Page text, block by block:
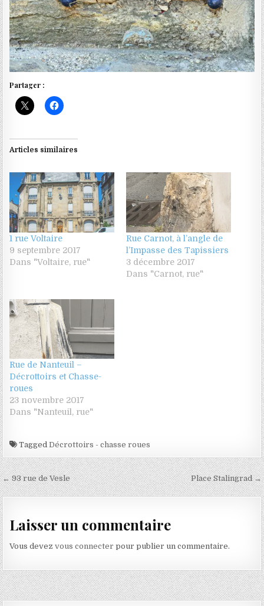
Partager :
Articles similaires
1 rue Voltaire
9 septembre 2017
Dans "Voltaire, rue"
Rue Carnot, à l’angle de
l’Impasse des Tapissiers
3 décembre 2017
Dans "Carnot, rue"
Rue de Nanteuil –
Décrottoirs et Chasse-
roues
23 novembre 2017
Dans "Nanteuil, rue"
TaggedDécrottoirs - chasse roues
Navigation de l’article Place Stalingrad →
← 93 rue de Vesle
Laisser un commentaire
Vous devezvous connecter pour publier un commentaire.